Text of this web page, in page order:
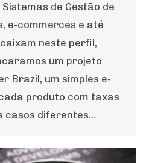
de Gestão de
e-commerces e até
neste perfil,
um projeto
Brazil, um simples e-
produto com taxas
casos diferentes…